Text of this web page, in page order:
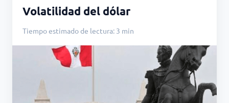
Volatilidad del dólar
Tiempo estimado de lectura: 3 min